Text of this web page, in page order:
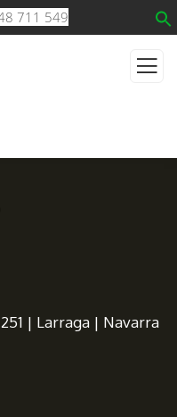
711 549
| Larraga | Navarra